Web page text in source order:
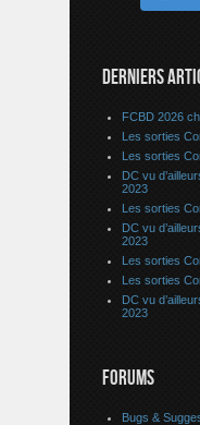
DERNIERS
FCBD 2026
Les sorties
Les sorties
DC vu
2023
Les sorties
DC vu
2023
Les sorties
Les sorties
DC vu
2023
FORUMS
Bugs &